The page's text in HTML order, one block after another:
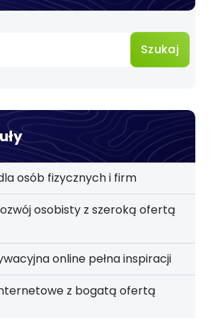
Szukaj
osób fizycznych i firm
osobisty z szeroką ofertą
online pełna inspiracji
z bogatą ofertą